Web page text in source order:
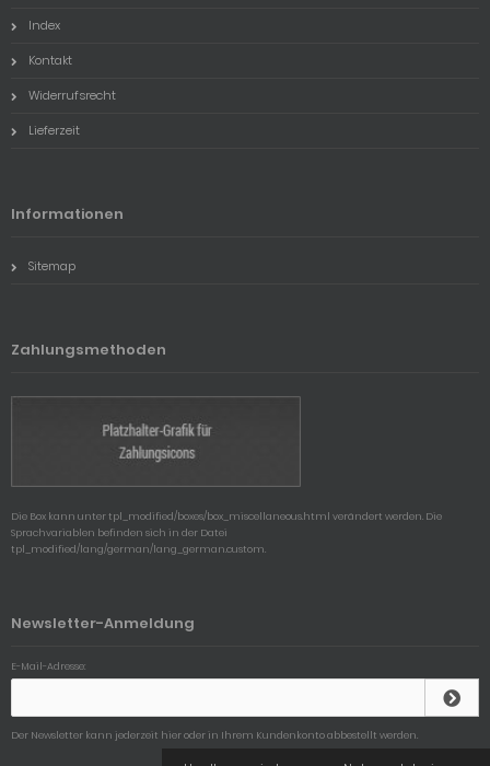
Index
Kontakt
Widerrufsrecht
Lieferzeit
Informationen
Sitemap
Zahlungsmethoden
Die Box kann unter tpl_modified/boxes/box_miscellaneous.html verändert werden. Die
Sprachvariablen befinden sich in der Datei
tpl_modified/lang/german/lang_german.custom.
Newsletter-Anmeldung
E-Mail-Adresse:
Der Newsletter kann jederzeit hier oder in Ihrem Kundenkonto abbestellt werden.